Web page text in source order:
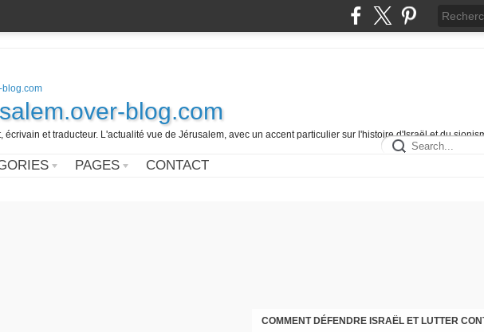
blog.com
écrivain et traducteur. L'actualité vue de Jérusalem, avec un accent particulier sur l'histoire d'Israël et du
PAGES CONTACT